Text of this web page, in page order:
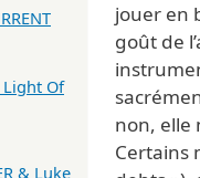
jouer en
goût de
non, elle
Certains
Light Of
& Luke